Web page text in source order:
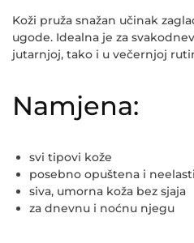
Koži pruža snažan učinak
ugode. Idealna je za
jutarnjoj, tako i u večernjoj
Namjena:
svi tipovi kože
posebno opuštena i
siva, umorna koža bez sjaja
za dnevnu i noćnu njegu